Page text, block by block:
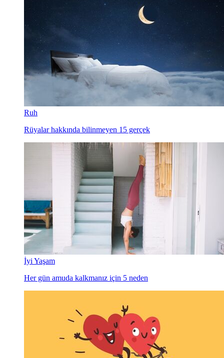
Ruh
Rüyalar hakkında bilinmeyen 15 gerçek
İyi Yaşam
Her gün amuda kalkmanız için 5 neden